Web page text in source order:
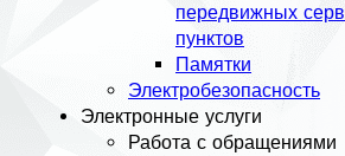
передвижных
пунктов
Памятки
Электробезопасность
Электронные услуги
Работа с обращениями